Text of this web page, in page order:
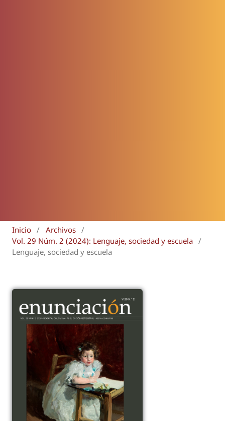
Inicio / Archivos /
Vol. 29 Núm. 2 (2024): Lenguaje, sociedad y escuela /
Lenguaje, sociedad y escuela